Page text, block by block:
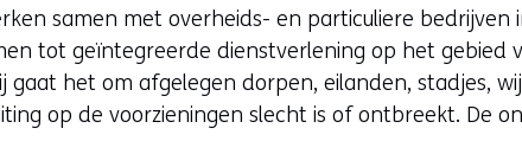
samen met overheids- en particuliere bedrijven
tot geïntegreerde dienstverlening op het gebied
gaat het om afgelegen dorpen, eilanden, stadjes,
op de voorzieningen slecht is of ontbreekt. De